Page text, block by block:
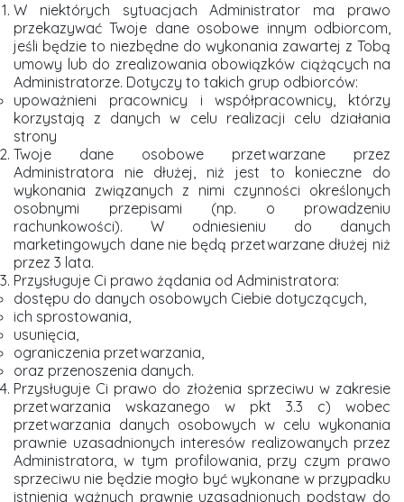
W niektórych sytuacjach Administrator ma prawo
przekazywać Twoje dane osobowe innym odbiorcom,
jeśli będzie to niezbędne do wykonania zawartej z Tobą
umowy lub do zrealizowania obowiązków ciążących na
Administratorze. Dotyczy to takich grup odbiorców:
upoważnieni pracownicy i współpracownicy, którzy
korzystają z danych w celu realizacji celu działania
strony
Twoje dane osobowe przetwarzane przez
Administratora nie dłużej, niż jest to konieczne do
wykonania związanych z nimi czynności określonych
osobnymi przepisami (np. o prowadzeniu
rachunkowości). W odniesieniu do danych
marketingowych dane nie będą przetwarzane dłużej niż
przez 3 lata.
Przysługuje Ci prawo żądania od Administratora:
dostępu do danych osobowych Ciebie dotyczących,
ich sprostowania,
usunięcia,
ograniczenia przetwarzania,
oraz przenoszenia danych.
Przysługuje Ci prawo do złożenia sprzeciwu w zakresie
przetwarzania wskazanego w pkt 3.3 c) wobec
przetwarzania danych osobowych w celu wykonania
prawnie uzasadnionych interesów realizowanych przez
Administratora, w tym profilowania, przy czym prawo
sprzeciwu nie będzie mogło być wykonane w przypadku
istnienia ważnych prawnie uzasadnionych podstaw do